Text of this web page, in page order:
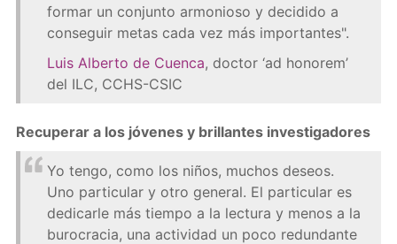
formar un conjunto armonioso y decidido a
conseguir metas cada vez más importantes".
Luis Alberto de Cuenca, doctor ‘ad honorem’
del ILC, CCHS-CSIC
Recuperar a los jóvenes y brillantes investigadores
Yo tengo, como los niños, muchos deseos.
Uno particular y otro general. El particular es
dedicarle más tiempo a la lectura y menos a la
burocracia, una actividad un poco redundante